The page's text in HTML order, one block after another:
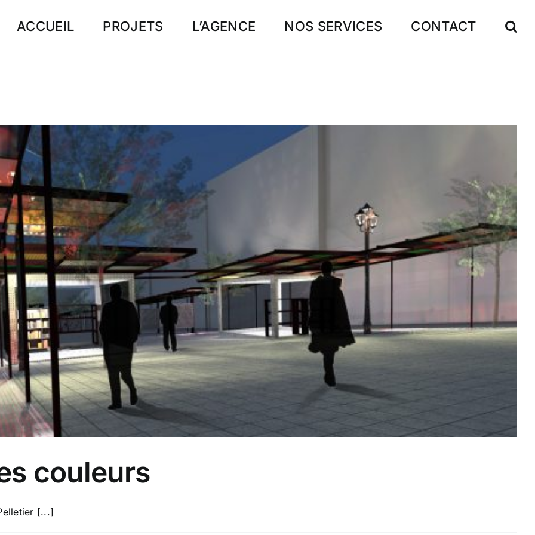
ACCUEIL PROJETS L’AGENCE NOS SERVICES CONTACT
couleurs
[...]